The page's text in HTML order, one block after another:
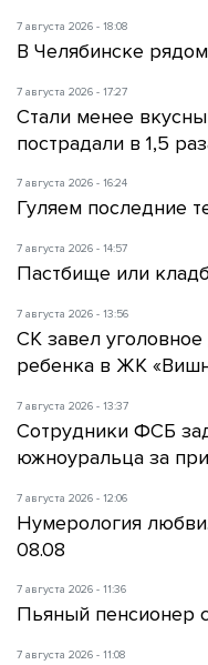
7 августа 2026 - 18:08
В Челябинске
7 августа 2026 - 17:27
Стали менее
пострадали в 1,5
7 августа 2026 - 16:24
Гуляем последние
7 августа 2026 - 14:57
Пастбище или
7 августа 2026 - 13:56
СК завел
ребенка в ЖК
7 августа 2026 - 13:37
Сотрудники ФСБ
южноуральца за
7 августа 2026 - 12:06
Нумерология
08.08
7 августа 2026 - 11:36
Пьяный пенсионер
7 августа 2026 - 11:08